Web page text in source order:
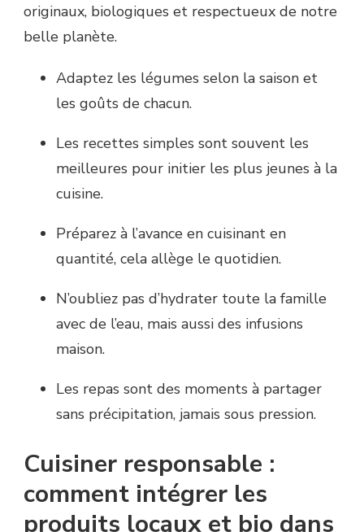
originaux, biologiques et respectueux de notre
belle planète.
Adaptez les légumes selon la saison et
les goûts de chacun.
Les recettes simples sont souvent les
meilleures pour initier les plus jeunes à la
cuisine.
Préparez à l’avance en cuisinant en
quantité, cela allège le quotidien.
N’oubliez pas d’hydrater toute la famille
avec de l’eau, mais aussi des infusions
maison.
Les repas sont des moments à partager
sans précipitation, jamais sous pression.
Cuisiner responsable :
comment intégrer les
produits locaux et bio dans